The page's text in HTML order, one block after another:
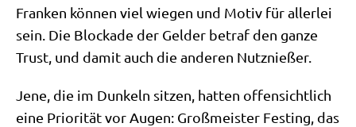
Fran­ken kön­nen viel wie­gen und Motiv für aller­lei
sein. Die Blocka­de der Gel­der betraf den gan­ze
Trust, und damit auch die ande­ren Nutznießer.
Jene, die im Dun­keln sit­zen, hat­ten offen­sicht­lich
eine Prio­ri­tät vor Augen: Groß­mei­ster Fest­ing, das